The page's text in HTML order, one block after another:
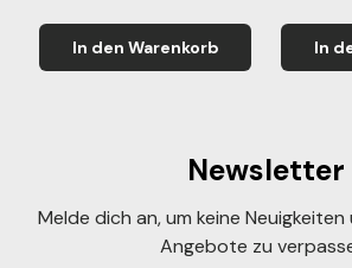
In den Warenkorb In
Newsletter
Melde dich an, um keine
Angebote zu